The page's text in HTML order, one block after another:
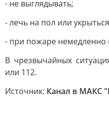
- не выглядывать;
- лечь на пол или
- при пожаре
В чрезвычайных
или 112.
Источник: Канал в МАКС